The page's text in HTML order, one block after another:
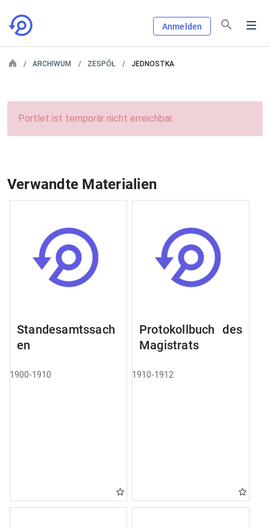
Anmelden
ARCHIWUM ZESPÓŁ JEDNOSTKA
Portlet ist temporär nicht erreichbar.
Verwandte Materialien
Standesamtssach
en
1900-1910
Protokollbuch des
Magistrats
1910-1912